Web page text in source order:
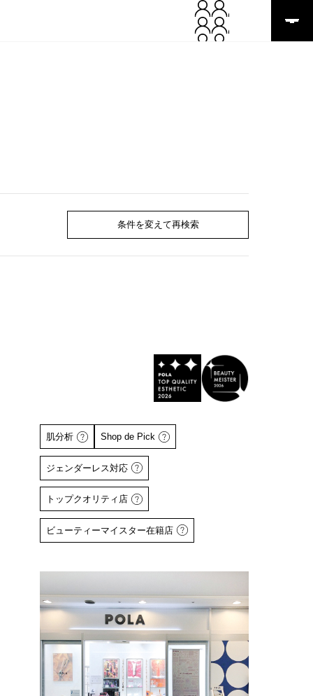
条件を変えて再検索
肌分析
詳しくはこちら
Shop de Pick
ジェンダーレス対応
トップクオリティ店
ビューティーマイスター在籍店